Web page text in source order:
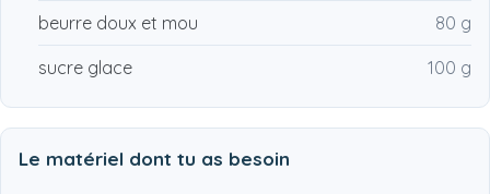
beurre doux et mou 80 g
sucre glace 100 g
Le matériel dont tu as besoin